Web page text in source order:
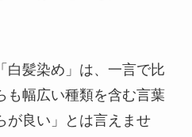
白髪染め」は、一言で比
も幅広い種類を含む言葉
が良い」とは言えませ